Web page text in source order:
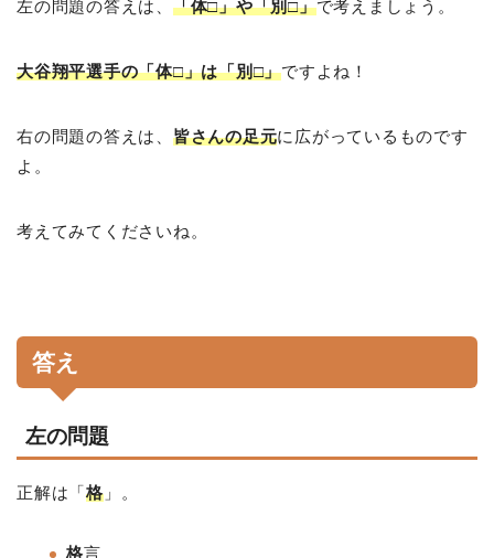
左の問題の答えは、 「体□」や「別□」で考えましょう。
大谷翔平選手の「体□」は「別□」ですよね！
右の問題の答えは、 皆さんの足元に広がっているものです
よ。
考えてみてくださいね。
答え
左の問題
正解は「格」。
格言